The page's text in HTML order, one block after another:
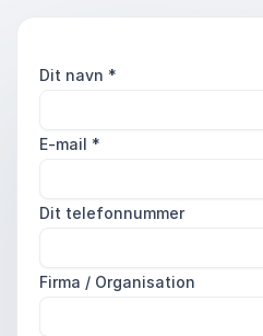
Dit navn *
E-mail *
Dit telefonnummer
Firma / Organisation